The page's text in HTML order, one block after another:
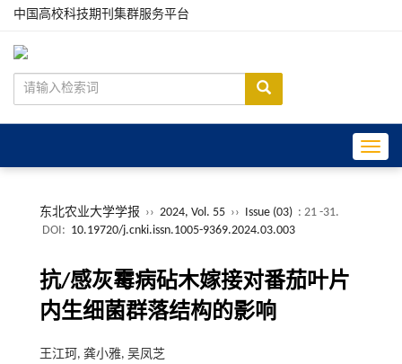
中国高校科技期刊集群服务平台
东北农业大学学报 ›› 2024, Vol. 55 ›› Issue (03) : 21 -31.
DOI: 10.19720/j.cnki.issn.1005-9369.2024.03.003
抗/感灰霉病砧木嫁接对番茄叶片
内生细菌群落结构的影响
王江珂, 龚小雅, 吴凤芝